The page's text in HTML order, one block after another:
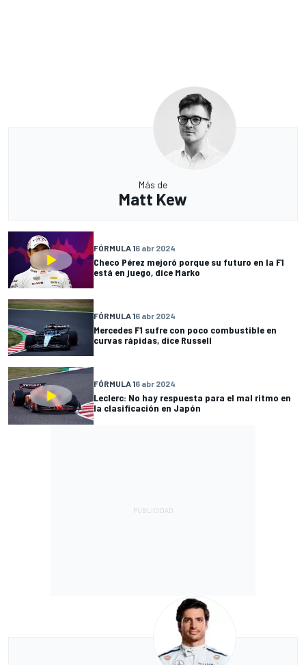
Más de
Matt Kew
FÓRMULA 16 abr 2024
Checo Pérez mejoró porque su futuro en la F1
está en juego, dice Marko
FÓRMULA 16 abr 2024
Mercedes F1 sufre con poco combustible en
curvas rápidas, dice Russell
FÓRMULA 16 abr 2024
Leclerc: No hay respuesta para el mal ritmo en
la clasificación en Japón